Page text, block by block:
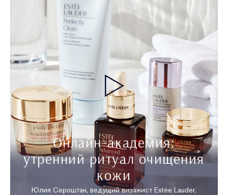
Онлайн-академия:
утренний ритуал очищения
кожи
Юлия Сероштан, ведущий визажист Estée Lauder,